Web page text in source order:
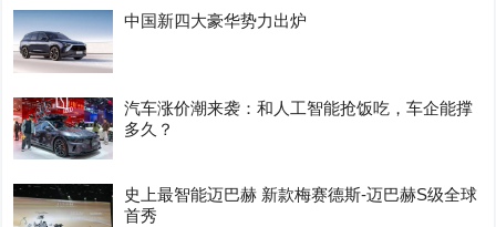
中国新四大豪华势力出炉
汽车涨价潮来袭：和人工智能抢饭吃，车企能撑
多久？
史上最智能迈巴赫 新款梅赛德斯-迈巴赫S级全球
首秀